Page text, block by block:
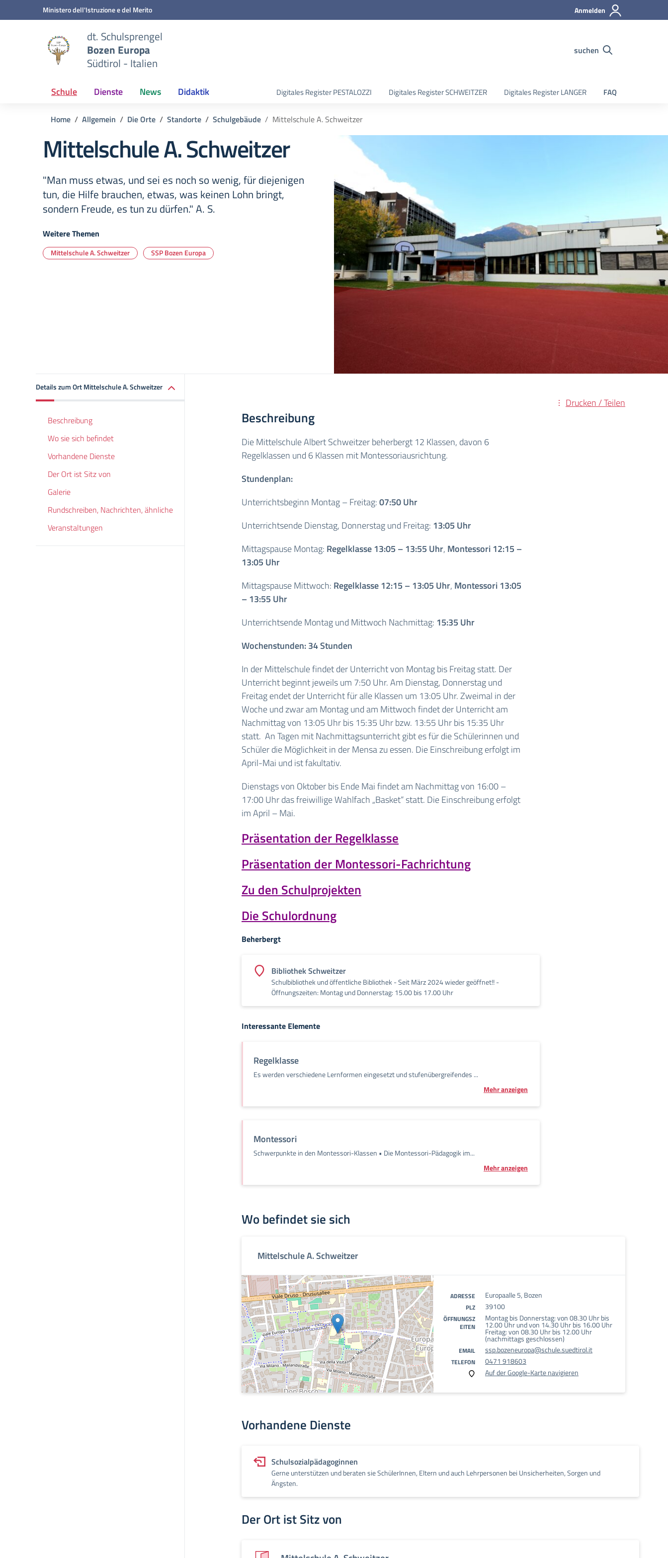
Zum Inhalt springen
Zum Navigationsmenü springen
Zur Fußzeile springenMinistero dell'Istruzione e del Merito Anmelden
dt. Schulsprengel
Bozen Europa
Südtirol - Italien
suchen
Schule Dienste News Didaktik Digitales Register PESTALOZZI Digitales Register SCHWEITZER Digitales Register LANGER FAQ
Home Allgemein Die Orte Standorte Schulgebäude Mittelschule A. Schweitzer
Mittelschule A. Schweitzer
"Man muss etwas, und sei es noch so wenig, für diejenigen
tun, die Hilfe brauchen, etwas, was keinen Lohn bringt,
sondern Freude, es tun zu dürfen." A. S.
Weitere Themen
Mittelschule A. Schweitzer SSP Bozen Europa
Details zum Ort Mittelschule A. Schweitzer
Beschreibung
Wo sie sich befindet
Vorhandene Dienste
Der Ort ist Sitz von
Galerie
Rundschreiben, Nachrichten, ähnliche
Veranstaltungen
Drucken / Teilen
Beschreibung
Die Mittelschule Albert Schweitzer beherbergt 12 Klassen, davon 6
Regelklassen und 6 Klassen mit Montessoriausrichtung.
Stundenplan:
Unterrichtsbeginn Montag – Freitag:07:50 Uhr
Unterrichtsende Dienstag, Donnerstag und Freitag: 13:05 Uhr
Mittagspause Montag: Regelklasse13:05 – 13:55 Uhr, Montessori12:15 –
13:05 Uhr
Mittagspause Mittwoch: Regelklasse12:15 – 13:05 Uhr, Montessori13:05
– 13:55 Uhr
Unterrichtsende Montag und Mittwoch Nachmittag: 15:35 Uhr
Wochenstunden: 34 Stunden
In der Mittelschule findet der Unterricht von Montag bis Freitag statt. Der
Unterricht beginnt jeweils um 7:50 Uhr. Am Dienstag, Donnerstag und
Freitag endet der Unterricht für alle Klassen um 13:05 Uhr. Zweimal in der
Woche und zwar am Montag und am Mittwoch findet der Unterricht am
Nachmittag von 13:05 Uhr bis 15:35 Uhr bzw. 13:55 Uhr bis 15:35 Uhr
statt. An Tagen mit Nachmittagsunterricht gibt es für die Schülerinnen und
Schüler die Möglichkeit in der Mensa zu essen. Die Einschreibung erfolgt im
April-Mai und ist fakultativ.
Dienstags von Oktober bis Ende Mai findet am Nachmittag von 16:00 –
17:00 Uhr das freiwillige Wahlfach „Basket“ statt. Die Einschreibung erfolgt
im April – Mai.
Präsentation der Regelklasse
Präsentation der Montessori-Fachrichtung
Zu den Schulprojekten
Die Schulordnung
Beherbergt
Bibliothek Schweitzer
Schulbibliothek und öffentliche Bibliothek - Seit März 2024 wieder geöffnet!! -
Öffnungszeiten: Montag und Donnerstag: 15.00 bis 17.00 Uhr
Interessante Elemente
Regelklasse
Es werden verschiedene Lernformen eingesetzt und stufenübergreifendes ...
Mehr anzeigen
Montessori
Schwerpunkte in den Montessori-Klassen • Die Montessori-Pädagogik im...
Mehr anzeigen
Wo befindet sie sich
Mittelschule A. Schweitzer
ADRESSE Europaalle 5, Bozen
PLZ 39100
ÖFFNUNGSZ
EITEN
Montag bis Donnerstag: von 08.30 Uhr bis
12.00 Uhr und von 14.30 Uhr bis 16.00 Uhr
Freitag: von 08.30 Uhr bis 12.00 Uhr
(nachmittags geschlossen)
EMAIL ssp.bozeneuropa@schule.suedtirol.it
TELEFON
0471 918603
Auf der Google-Karte navigieren
Vorhandene Dienste
Schulsozialpädagoginnen
Gerne unterstützen und beraten sie SchülerInnen, Eltern und auch Lehrpersonen bei Unsicherheiten, Sorgen und
Ängsten.
Der Ort ist Sitz von